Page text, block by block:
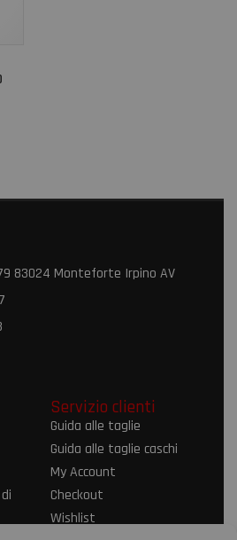
83024 Monteforte Irpino AV
Servizio clienti
Guida alle taglie
Guida alle taglie caschi
My Account
Checkout
Wishlist